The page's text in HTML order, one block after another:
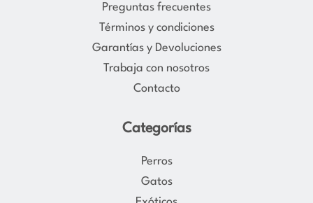
r
a
m
o
k
Preguntas frecuentes
Términos y condiciones
Garantías y Devoluciones
Trabaja con nosotros
Contacto
Categorías
Perros
Gatos